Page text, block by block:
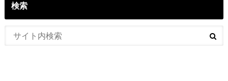
検索